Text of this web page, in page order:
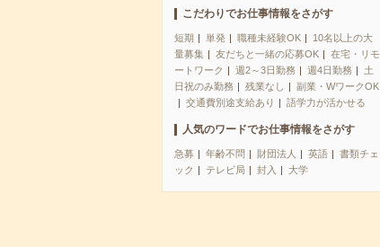
こだわりでお仕事情報をさがす
短期 単発 職種未経験OK
10名以上の大
量募集
友だちと一緒の応募OK
在宅・リモ
ートワーク
週2～3日勤務 週4日勤務
土
日祝のみ勤務
残業なし
副業・WワークOK
交通費別途支給あり
語学力が活かせる
人気のワードでお仕事情報をさがす
急募 年齢不問 財団法人 英語
書類チェ
ック
テレビ局 封入 大学